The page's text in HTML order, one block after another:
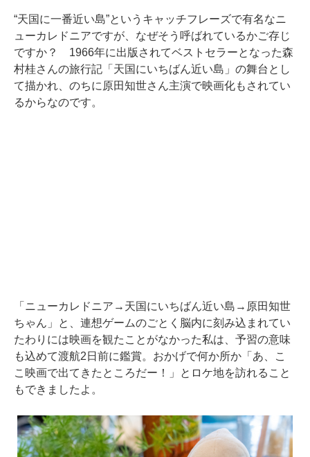
“天国に一番近い島”というキャッチフレーズで有名なニ
ューカレドニアですが、なぜそう呼ばれているかご存じ
ですか？ 1966年に出版されてベストセラーとなった森
村桂さんの旅行記「天国にいちばん近い島」の舞台とし
て描かれ、のちに原田知世さん主演で映画化もされてい
るからなのです。
「ニューカレドニア→天国にいちばん近い島→原田知世
ちゃん」と、連想ゲームのごとく脳内に刻み込まれてい
たわりには映画を観たことがなかった私は、予習の意味
も込めて渡航2日前に鑑賞。おかげで何か所か「あ、こ
こ映画で出てきたところだー！」とロケ地を訪れること
もできましたよ。